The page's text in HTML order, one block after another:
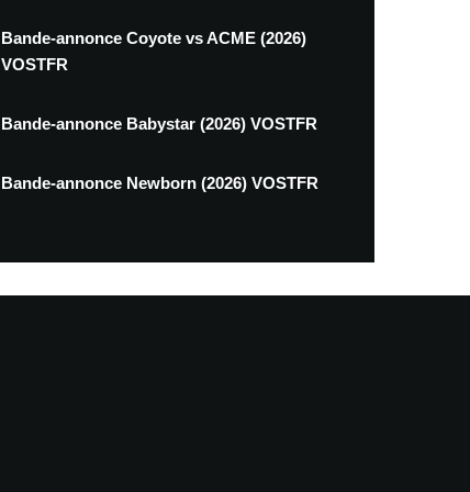
Bande-annonce Coyote vs ACME (2026)
VOSTFR
Bande-annonce Babystar (2026) VOSTFR
Bande-annonce Newborn (2026) VOSTFR